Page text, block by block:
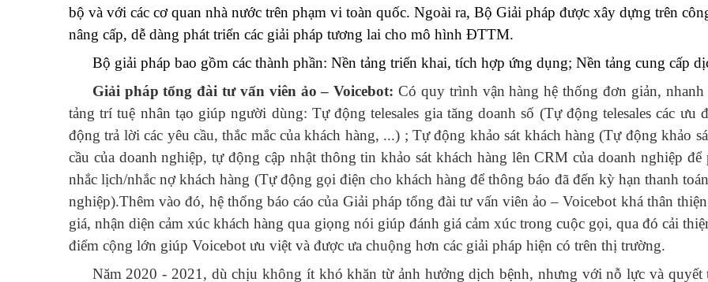
bộ và với các cơ quan nhà nước trên phạm vi toàn quốc. Ngoài ra, Bộ Giải pháp được xây dựng trên
nâng cấp, dễ dàng phát triển các giải pháp tương lai cho mô hình ĐTTM.
Bộ giải pháp bao gồm các thành phần: Nền tảng triển khai, tích hợp ứng dụng; Nền tảng cung cấp
Giải pháp tổng đài tư vấn viên ảo – Voicebot: Có quy trình vận hàng hệ thống đơn giản,
tảng trí tuệ nhân tạo giúp người dùng: Tự động telesales gia tăng doanh số (Tự động telesales các
động trả lời các yêu cầu, thắc mắc của khách hàng, ...) ; Tự động khảo sát khách hàng (Tự động khảo
cầu của doanh nghiệp, tự động cập nhật thông tin khảo sát khách hàng lên CRM của doanh nghiệp
nhắc lịch/nhắc nợ khách hàng (Tự động gọi điện cho khách hàng để thông báo đã đến kỳ hạn thanh
nghiệp).Thêm vào đó, hệ thống báo cáo của Giải pháp tổng đài tư vấn viên ảo – Voicebot khá thân
giá, nhận diện cảm xúc khách hàng qua giọng nói giúp đánh giá cảm xúc trong cuộc gọi, qua đó cải
điểm cộng lớn giúp Voicebot ưu việt và được ưa chuộng hơn các giải pháp hiện có trên thị trường.
Năm 2020 - 2021, dù chịu không ít khó khăn từ ảnh hưởng dịch bệnh, nhưng với nỗ lực và quyết